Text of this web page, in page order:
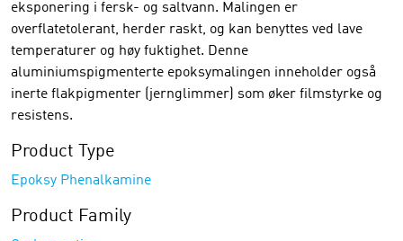
eksponering i fersk- og saltvann. Malingen er
overflatetolerant, herder raskt, og kan benyttes ved lave
temperaturer og høy fuktighet. Denne
aluminiumspigmenterte epoksymalingen inneholder også
inerte flakpigmenter (jernglimmer) som øker filmstyrke og
resistens.
Product Type
Epoksy Phenalkamine
Product Family